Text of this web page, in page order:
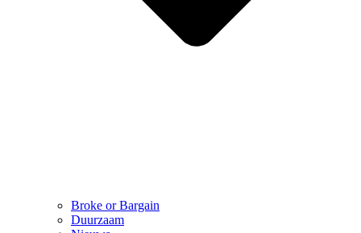
Broke or Bargain
Duurzaam